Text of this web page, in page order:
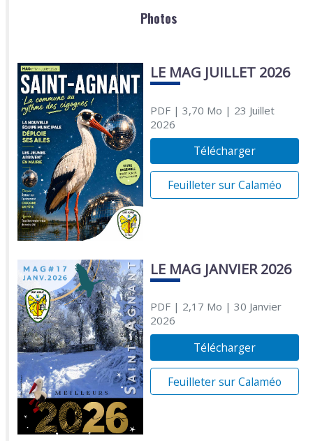
Photos
LE MAG JUILLET 2026
PDF| 3,70 Mo | 23 Juillet
2026
Télécharger
Feuilleter sur Calaméo
LE MAG JANVIER 2026
PDF| 2,17 Mo | 30 Janvier
2026
Télécharger
Feuilleter sur Calaméo